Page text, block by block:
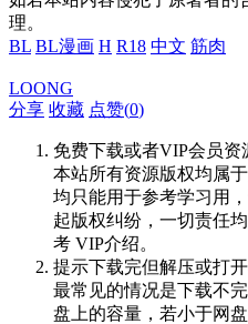
理。
BL BL漫画 H R18 中文 筋肉
LOONG
分享 收藏 点赞(0)
免费下载或者VIP会员资
本站所有资源版权均属
均只能用于参考学习用
起版权纠纷，一切责任
考 VIP介绍。
提示下载完但解压或打
最常见的情况是下载不
盘上的容量，若小于网